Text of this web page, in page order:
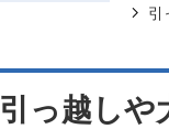
引
引っ越しや